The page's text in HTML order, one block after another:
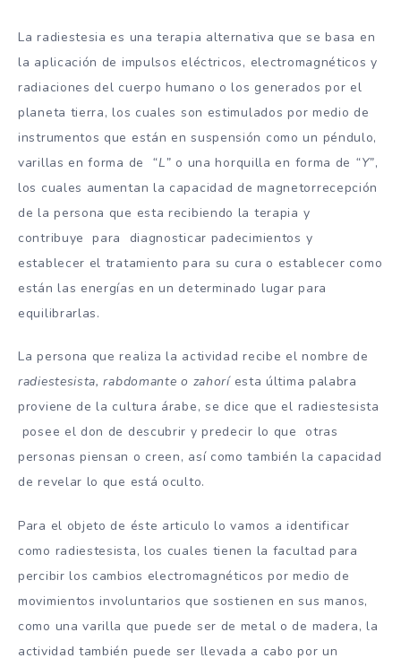
La radiestesia es una terapia alternativa que se basa en
la aplicación de impulsos eléctricos, electromagnéticos y
radiaciones del cuerpo humano o los generados por el
planeta tierra, los cuales son estimulados por medio de
instrumentos que están en suspensión como un péndulo,
varillas en forma de “L” o una horquilla en forma de “Y”,
los cuales aumentan la capacidad de magnetorrecepción
de la persona que esta recibiendo la terapia y
contribuye para diagnosticar padecimientos y
establecer el tratamiento para su cura o establecer como
están las energías en un determinado lugar para
equilibrarlas.
La persona que realiza la actividad recibe el nombre de
radiestesista, rabdomante o zahoríesta última palabra
proviene de la cultura árabe, se dice que el radiestesista
posee el don de descubrir y predecir lo que otras
personas piensan o creen, así como también la capacidad
de revelar lo que está oculto.
Para el objeto de éste articulo lo vamos a identificar
como radiestesista, los cuales tienen la facultad para
percibir los cambios electromagnéticos por medio de
movimientos involuntarios que sostienen en sus manos,
como una varilla que puede ser de metal o de madera, la
actividad también puede ser llevada a cabo por un